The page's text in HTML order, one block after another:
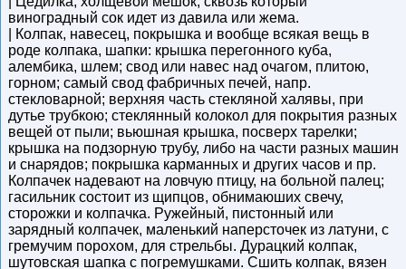
виноградный сок идет из давила или жема.
| Колпак, навесец, покрышка и вообще всякая вещь в
роде колпака, шапки: крышка перегонного куба,
алембика, шлем; свод или навес над очагом, плитою,
горном; самый свод фабричных печей, напр.
стекловарной; верхняя часть стекляной халявы, при
дутье трубкою; стеклянный колокол для покрытия разных
вещей от пыли; вьюшная крышка, посверх тарелки;
крышка на подзорную трубу, либо на части разных машин
и снарядов; покрышка карманных и других часов и пр.
Колпачек надевают на ловчую птицу, на больной палец;
гасильник состоит из щипцов, обнимаюших свечу,
сторожки и колпачка. Ружейный, пистонный или
зарядный колпачек, маленький наперсточек из латуни, с
гремучим порохом, для стрельбы. Дурацкий колпак,
шутовская шапка с погремушками. Сшить колпак, вязен